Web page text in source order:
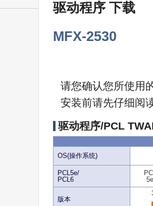
驱动程序 下载
MFX-2530
请您确认您所使用
安装前请先仔细阅
驱动程序/PCL
OS(操作系统)
PCL5e/
PCL6
5e
版本